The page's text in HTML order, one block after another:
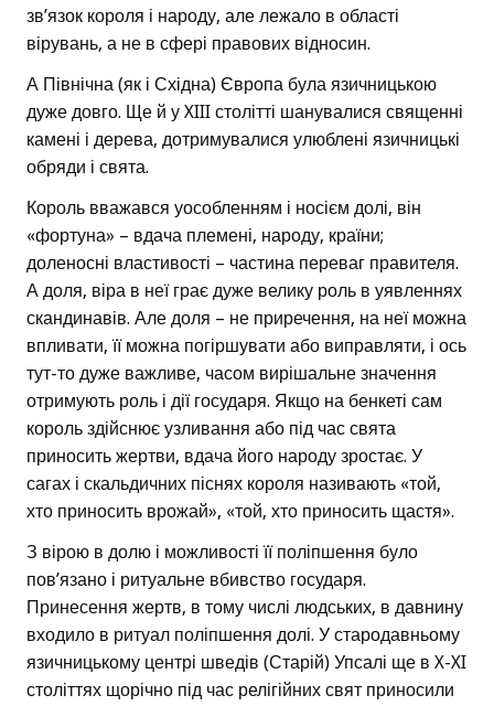
зв’язок короля і народу, але лежало в області
вірувань, а не в сфері правових відносин.
А Північна (як і Східна) Європа була язичницькою
дуже довго. Ще й у XIII столітті шанувалися священні
камені і дерева, дотримувалися улюблені язичницькі
обряди і свята.
Король вважався уособленням і носієм долі, він
«фортуна» – вдача племені, народу, країни;
доленосні властивості – частина переваг правителя.
А доля, віра в неї грає дуже велику роль в уявленнях
скандинавів. Але доля – не приречення, на неї можна
впливати, її можна погіршувати або виправляти, і ось
тут-то дуже важливе, часом вирішальне значення
отримують роль і дії государя. Якщо на бенкеті сам
король здійснює узливання або під час свята
приносить жертви, вдача його народу зростає. У
сагах і скальдичних піснях короля називають «той,
хто приносить врожай», «той, хто приносить щастя».
З вірою в долю і можливості її поліпшення було
пов’язано і ритуальне вбивство государя.
Принесення жертв, в тому числі людських, в давнину
входило в ритуал поліпшення долі. У стародавньому
язичницькому центрі шведів (Старій) Упсалі ще в X-XI
століттях щорічно під час релігійних свят приносили